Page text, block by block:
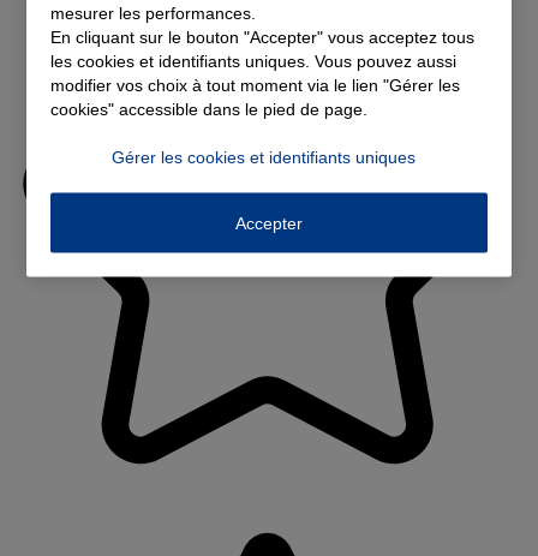
mesurer les performances.
En cliquant sur le bouton "Accepter" vous acceptez tous
les cookies et identifiants uniques. Vous pouvez aussi
modifier vos choix à tout moment via le lien "Gérer les
cookies" accessible dans le pied de page.
Gérer les cookies et identifiants uniques
Accepter